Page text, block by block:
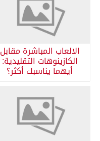
الالعاب المباشرة مقابل
الكازينوهات التقليدية:
أيهما يناسبك أكثر؟